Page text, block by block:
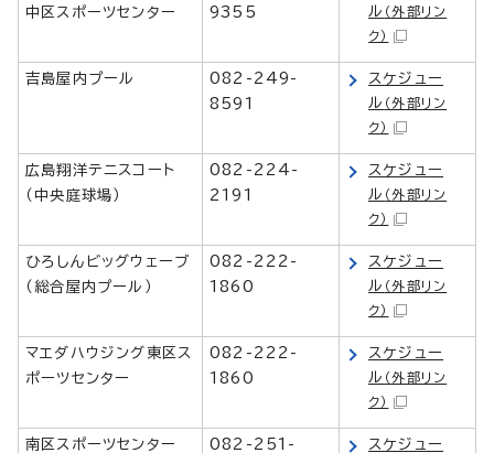
中区スポーツセンター
9355
ル （外部リン
ク）
吉島屋内プール
082-249-
8591
スケジュー
ル （外部リン
ク）
広島翔洋テニスコート
（中央庭球場）
082-224-
2191
スケジュー
ル （外部リン
ク）
ひろしんビッグウェーブ
（総合屋内プール）
082-222-
1860
スケジュー
ル （外部リン
ク）
マエダハウジング東区ス
ポーツセンター
082-222-
1860
スケジュー
ル （外部リン
ク）
南区スポーツセンター
082-251-
スケジュー